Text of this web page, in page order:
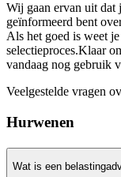
Wij gaan ervan uit dat
geïnformeerd bent
Als het goed is weet
selectieproces.Klaar
vandaag nog gebruik
Veelgestelde vragen
Hurwenen
Wat is een